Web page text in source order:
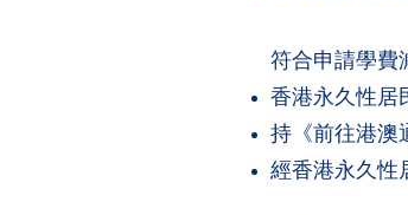
符合申請學費
香港永久性居
持《前往港澳
經香港永久性